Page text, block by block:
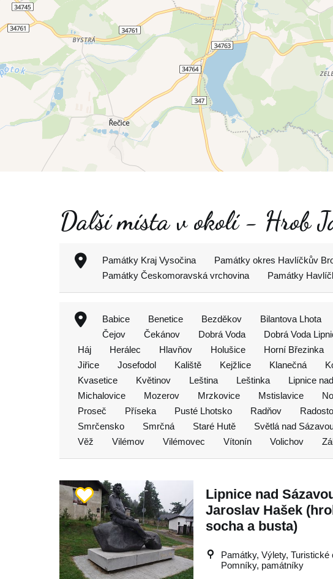
Další místa v okolí - Hrob
Památky Kraj Vysočina Památky okres Havlíčkův
Památky Českomoravská vrchovina
Památky
Babice Benetice Bezděkov Bilantova Lhota
Čejov
Čekánov Dobrá Voda Dobrá Voda
Háj
Herálec Hlavňov Holušice Horní Březinka
Jiřice
Josefodol Kaliště Kejžlice Klanečná
Kvasetice
Květinov Leština Leštinka Lipnice
Michalovice
Mozerov Mrzkovice Mstislavice
Proseč
Příseka Pusté Lhotsko Radňov
Smrčensko
Smrčná Staré Hutě Světlá nad
Věž
Vilémov Vilémovec Vítonín Volichov
Lipnice nad
Jaroslav Hašek
socha a busta)
Památky, Výlety, Turistické
Pomníky, památníky